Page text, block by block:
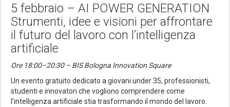
5 febbraio – AI POWER GENERATION
Strumenti, idee e visioni per affrontare
il futuro del lavoro con l’intelligenza
artificiale
Ore 18:00–20:30 – BIS Bologna Innovation Square
Un evento gratuito dedicato a giovani under 35, professionisti,
studenti e innovatori che vogliono comprendere come
l’intelligenza artificiale stia trasformando il mondo del lavoro.